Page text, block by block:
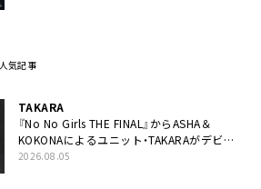
人気記事
TAKARA
『No No Girls THE FINAL』からASHA＆
KOKONAによるユニット・TAKARAがデビュ
ー
2026.08.05